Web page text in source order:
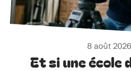
8 août 2026
Et si une école